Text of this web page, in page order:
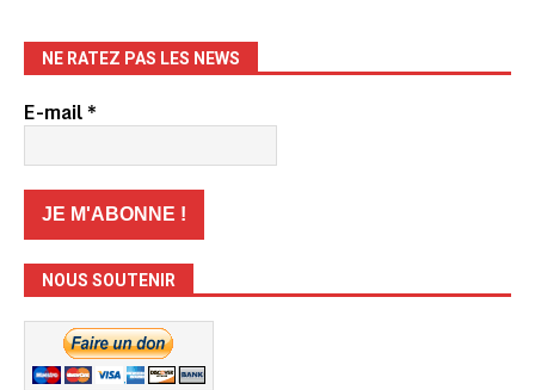
NE RATEZ PAS LES NEWS
E-mail*
NOUS SOUTENIR